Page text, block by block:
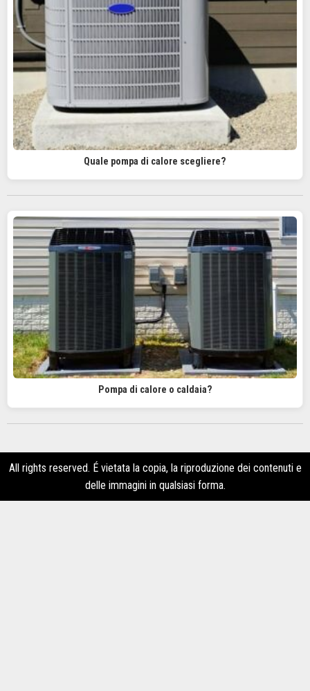
Quale pompa di calore scegliere?
Pompa di calore o caldaia?
All rights reserved. É vietata la copia, la riproduzione dei contenuti e
delle immagini in qualsiasi forma.